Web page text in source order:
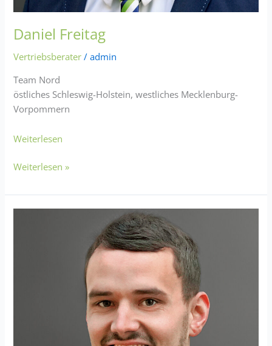
Daniel Freitag
Vertriebsberater /admin
Team Nord
östliches Schleswig-Holstein, westliches Mecklenburg-
Vorpommern
Weiterlesen
Weiterlesen »